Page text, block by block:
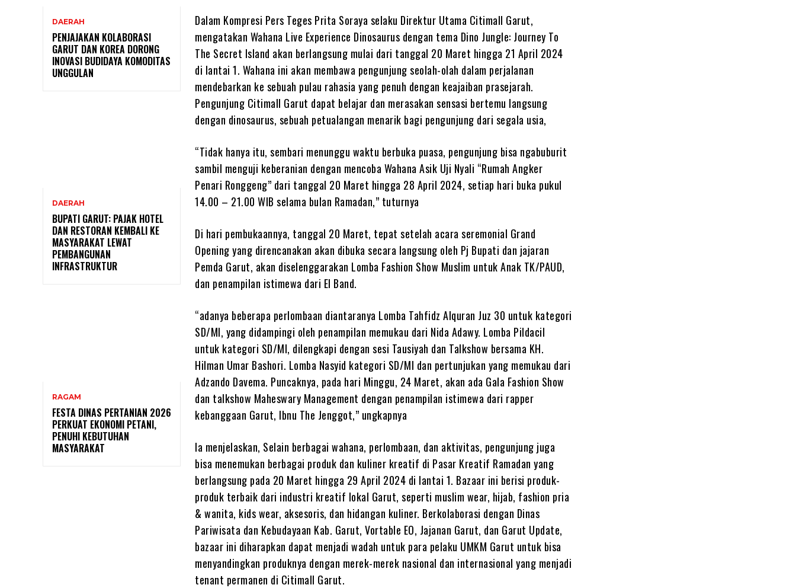
DAERAH
PENJAJAKAN KOLABORASI
GARUT DAN KOREA DORONG
INOVASI BUDIDAYA KOMODITAS
UNGGULAN
DAERAH
BUPATI GARUT: PAJAK HOTEL
DAN RESTORAN KEMBALI KE
MASYARAKAT LEWAT
PEMBANGUNAN
INFRASTRUKTUR
RAGAM
FESTA DINAS PERTANIAN 2026
PERKUAT EKONOMI PETANI,
PENUHI KEBUTUHAN
MASYARAKAT
Dalam Kompresi Pers Teges Prita Soraya selaku Direktur Utama Citimall Garut,
mengatakan Wahana Live Experience Dinosaurus dengan tema Dino Jungle: Journey To
The Secret Island akan berlangsung mulai dari tanggal 20 Maret hingga 21 April 2024
di lantai 1. Wahana ini akan membawa pengunjung seolah-olah dalam perjalanan
mendebarkan ke sebuah pulau rahasia yang penuh dengan keajaiban prasejarah.
Pengunjung Citimall Garut dapat belajar dan merasakan sensasi bertemu langsung
dengan dinosaurus, sebuah petualangan menarik bagi pengunjung dari segala usia,
“Tidak hanya itu, sembari menunggu waktu berbuka puasa, pengunjung bisa ngabuburit
sambil menguji keberanian dengan mencoba Wahana Asik Uji Nyali “Rumah Angker
Penari Ronggeng” dari tanggal 20 Maret hingga 28 April 2024, setiap hari buka pukul
14.00 – 21.00 WIB selama bulan Ramadan,” tuturnya
Di hari pembukaannya, tanggal 20 Maret, tepat setelah acara seremonial Grand
Opening yang direncanakan akan dibuka secara langsung oleh Pj Bupati dan jajaran
Pemda Garut, akan diselenggarakan Lomba Fashion Show Muslim untuk Anak TK/PAUD,
dan penampilan istimewa dari El Band.
“adanya beberapa perlombaan diantaranya Lomba Tahfidz Alquran Juz 30 untuk kategori
SD/MI, yang didampingi oleh penampilan memukau dari Nida Adawy. Lomba Pildacil
untuk kategori SD/MI, dilengkapi dengan sesi Tausiyah dan Talkshow bersama KH.
Hilman Umar Bashori. Lomba Nasyid kategori SD/MI dan pertunjukan yang memukau dari
Adzando Davema. Puncaknya, pada hari Minggu, 24 Maret, akan ada Gala Fashion Show
dan talkshow Maheswary Management dengan penampilan istimewa dari rapper
kebanggaan Garut, Ibnu The Jenggot,” ungkapnya
Ia menjelaskan, Selain berbagai wahana, perlombaan, dan aktivitas, pengunjung juga
bisa menemukan berbagai produk dan kuliner kreatif di Pasar Kreatif Ramadan yang
berlangsung pada 20 Maret hingga 29 April 2024 di lantai 1. Bazaar ini berisi produk-
produk terbaik dari industri kreatif lokal Garut, seperti muslim wear, hijab, fashion pria
& wanita, kids wear, aksesoris, dan hidangan kuliner. Berkolaborasi dengan Dinas
Pariwisata dan Kebudayaan Kab. Garut, Vortable EO, Jajanan Garut, dan Garut Update,
bazaar ini diharapkan dapat menjadi wadah untuk para pelaku UMKM Garut untuk bisa
menyandingkan produknya dengan merek-merek nasional dan internasional yang menjadi
tenant permanen di Citimall Garut.